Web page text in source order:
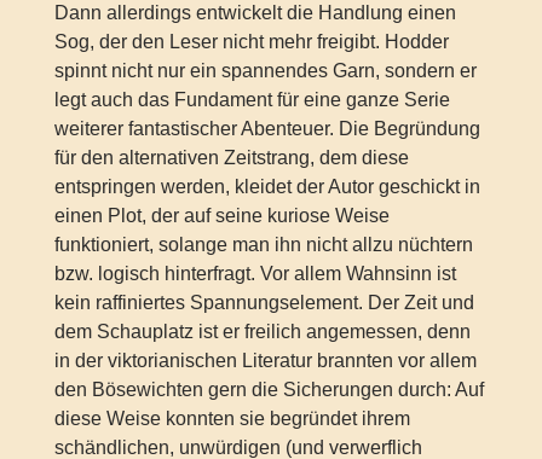
Dann allerdings entwickelt die Handlung einen
Sog, der den Leser nicht mehr freigibt. Hodder
spinnt nicht nur ein spannendes Garn, sondern er
legt auch das Fundament für eine ganze Serie
weiterer fantastischer Abenteuer. Die Begründung
für den alternativen Zeitstrang, dem diese
entspringen werden, kleidet der Autor geschickt in
einen Plot, der auf seine kuriose Weise
funktioniert, solange man ihn nicht allzu nüchtern
bzw. logisch hinterfragt. Vor allem Wahnsinn ist
kein raffiniertes Spannungselement. Der Zeit und
dem Schauplatz ist er freilich angemessen, denn
in der viktorianischen Literatur brannten vor allem
den Bösewichten gern die Sicherungen durch: Auf
diese Weise konnten sie begründet ihrem
schändlichen, unwürdigen (und verwerflich